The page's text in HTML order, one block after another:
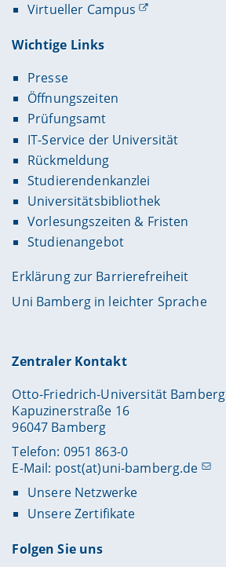
Virtueller Campus
Wichtige Links
Presse
Öffnungszeiten
Prüfungsamt
IT-Service der Universität
Rückmeldung
Studierendenkanzlei
Universitätsbibliothek
Vorlesungszeiten & Fristen
Studienangebot
Erklärung zur Barrierefreiheit
Uni Bamberg in leichter Sprache
Zentraler Kontakt
Otto-Friedrich-Universität Bamberg
Kapuzinerstraße 16
96047 Bamberg
Telefon: 0951 863-0
E-Mail: post(at)uni-bamberg.de
Unsere Netzwerke
Unsere Zertifikate
Folgen Sie uns